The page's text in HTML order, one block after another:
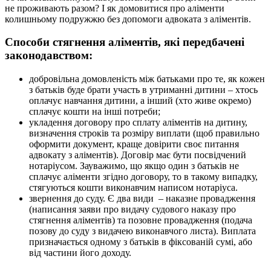
не проживають разом? І як домовитися про аліменти
колишньому подружжю без допомоги адвоката з аліментів.
Способи стягнення аліментів, які передбачені
законодавством:
добровільна домовленість між батьками про те, як кожен
з батьків буде брати участь в утриманні дитини – хтось
оплачує навчання дитини, а інший (хто живе окремо)
сплачує кошти на інші потреби;
укладення договору про сплату аліментів на дитину,
визначення строків та розміру виплати (щоб правильно
оформити документ, краще довірити своє питання
адвокату з аліментів). Договір має бути посвідчений
нотаріусом. Зауважимо, що якщо один з батьків не
сплачує аліменти згідно договору, то в такому випадку,
стягуються кошти виконавчим написом нотаріуса.
звернення до суду. Є два види – наказне провадження
(написання заяви про видачу судового наказу про
стягнення аліментів) та позовне провадження (подача
позову до суду з видачею виконавчого листа). Виплата
призначається одному з батьків в фіксованій сумі, або
від частини його доходу.